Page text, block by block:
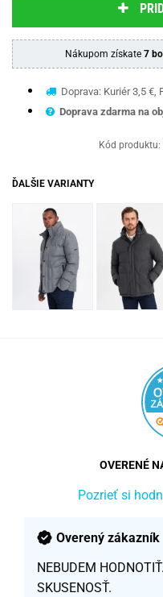
Nákupom získate 7
Doprava: Kuriér 3,5 €,
Doprava zdarma na
Kód produktu:
ĎALŠIE VARIANTY
OVERENÉ
Pozrieť si
Overený zákazník
NEBUDEM
SKUSENOSŤ.